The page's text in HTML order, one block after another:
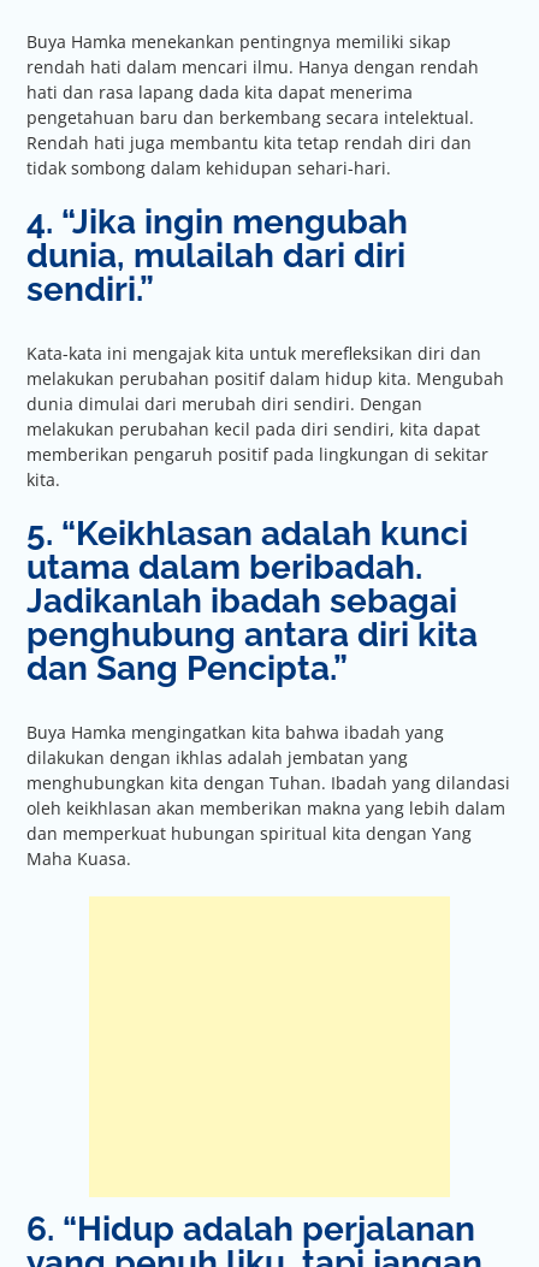
Buya Hamka menekankan pentingnya memiliki sikap
rendah hati dalam mencari ilmu. Hanya dengan rendah
hati dan rasa lapang dada kita dapat menerima
pengetahuan baru dan berkembang secara intelektual.
Rendah hati juga membantu kita tetap rendah diri dan
tidak sombong dalam kehidupan sehari-hari.
4. “Jika ingin mengubah
dunia, mulailah dari diri
sendiri.”
Kata-kata ini mengajak kita untuk merefleksikan diri dan
melakukan perubahan positif dalam hidup kita. Mengubah
dunia dimulai dari merubah diri sendiri. Dengan
melakukan perubahan kecil pada diri sendiri, kita dapat
memberikan pengaruh positif pada lingkungan di sekitar
kita.
5. “Keikhlasan adalah kunci
utama dalam beribadah.
Jadikanlah ibadah sebagai
penghubung antara diri kita
dan Sang Pencipta.”
Buya Hamka mengingatkan kita bahwa ibadah yang
dilakukan dengan ikhlas adalah jembatan yang
menghubungkan kita dengan Tuhan. Ibadah yang dilandasi
oleh keikhlasan akan memberikan makna yang lebih dalam
dan memperkuat hubungan spiritual kita dengan Yang
Maha Kuasa.
6. “Hidup adalah perjalanan